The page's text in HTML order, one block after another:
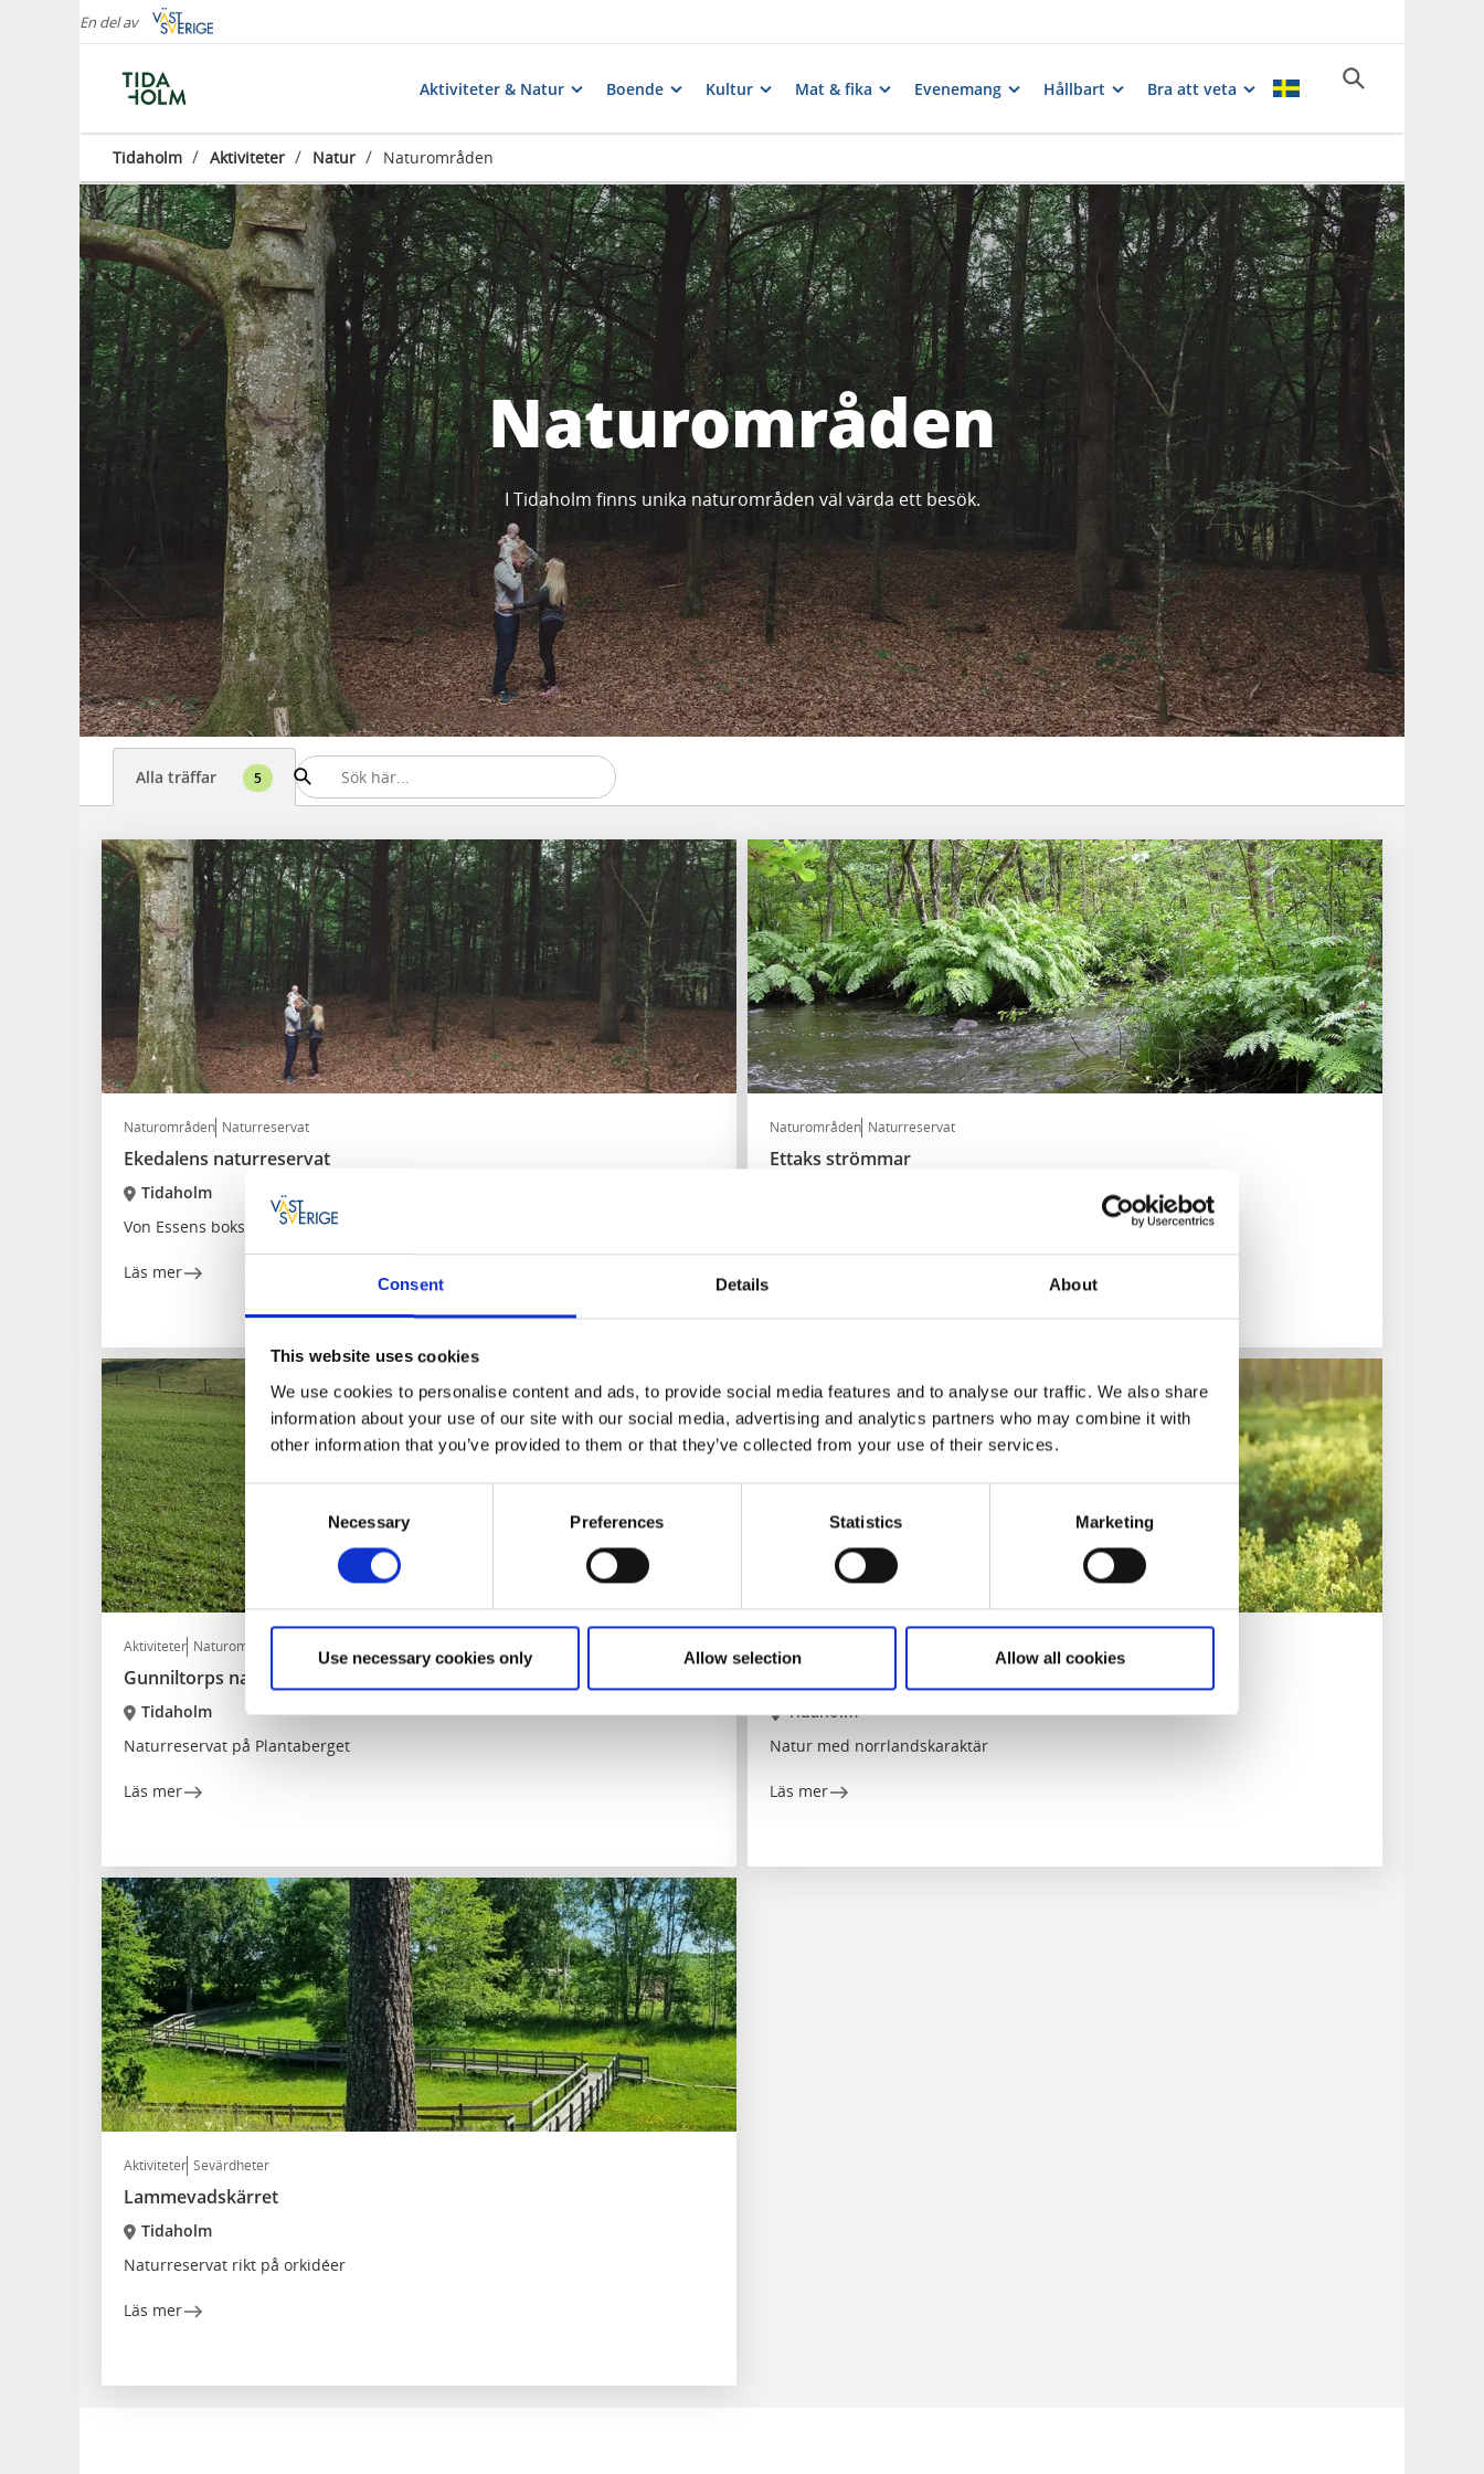
Consent Details About
This website uses cookies
We use cookies to personalise content and ads, to provide social media features and to analyse our traffic. We also share
information about your use of our site with our social media, advertising and analytics partners who may combine it with
other information that you’ve provided to them or that they’ve collected from your use of their services.
Consent
Selection
Necessary Preferences Statistics Marketing
Use necessary cookies only Allow selection Allow all cookies
En del av
Aktiviteter & Natur Boende Kultur Mat & fika Evenemang Hållbart Bra att veta
Tidaholm / Aktiviteter / Natur / Naturområden
Naturområden
I Tidaholm finns unika naturområden väl värda ett besök.
Alla träffar 5
Naturområden Naturreservat
Ekedalens naturreservat
Tidaholm
Von Essens bokskog
Läs mer
Naturområden Naturreservat
Ettaks strömmar
Aktiviteter Naturområden
Gunniltorps naturreservat
Tidaholm
Naturreservat på Plantaberget
Läs mer
Tidaholm
Natur med norrlandskaraktär
Läs mer
Aktiviteter Sevärdheter
Lammevadskärret
Tidaholm
Naturreservat rikt på orkidéer
Läs mer